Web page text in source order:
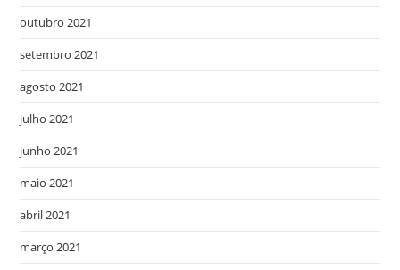
outubro 2021
setembro 2021
agosto 2021
julho 2021
junho 2021
maio 2021
abril 2021
março 2021